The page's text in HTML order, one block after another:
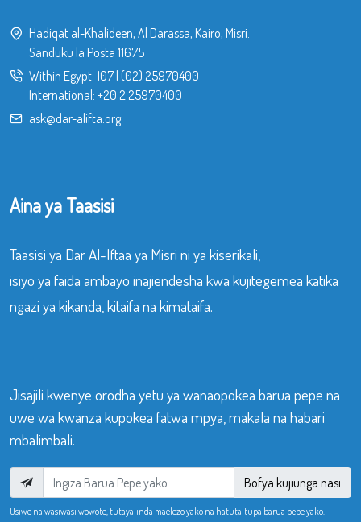
Hadiqat al-Khalideen, Al Darassa, Kairo, Misri.
Sanduku la Posta 11675
Within Egypt: 107| (02) 25970400
International: +20 2 25970400
ask@dar-alifta.org
Aina ya Taasisi
Taasisi ya Dar Al-Iftaa ya Misri ni ya kiserikali,
isiyo ya faida ambayo inajiendesha kwa kujitegemea katika
ngazi ya kikanda, kitaifa na kimataifa.
Jisajili kwenye orodha yetu ya wanaopokea barua pepe na
uwe wa kwanza kupokea fatwa mpya, makala na habari
mbalimbali.
Bofya kujiunga nasi
Usiwe na wasiwasi wowote, tutayalinda maelezo yako na hatutaitupa barua pepe yako.